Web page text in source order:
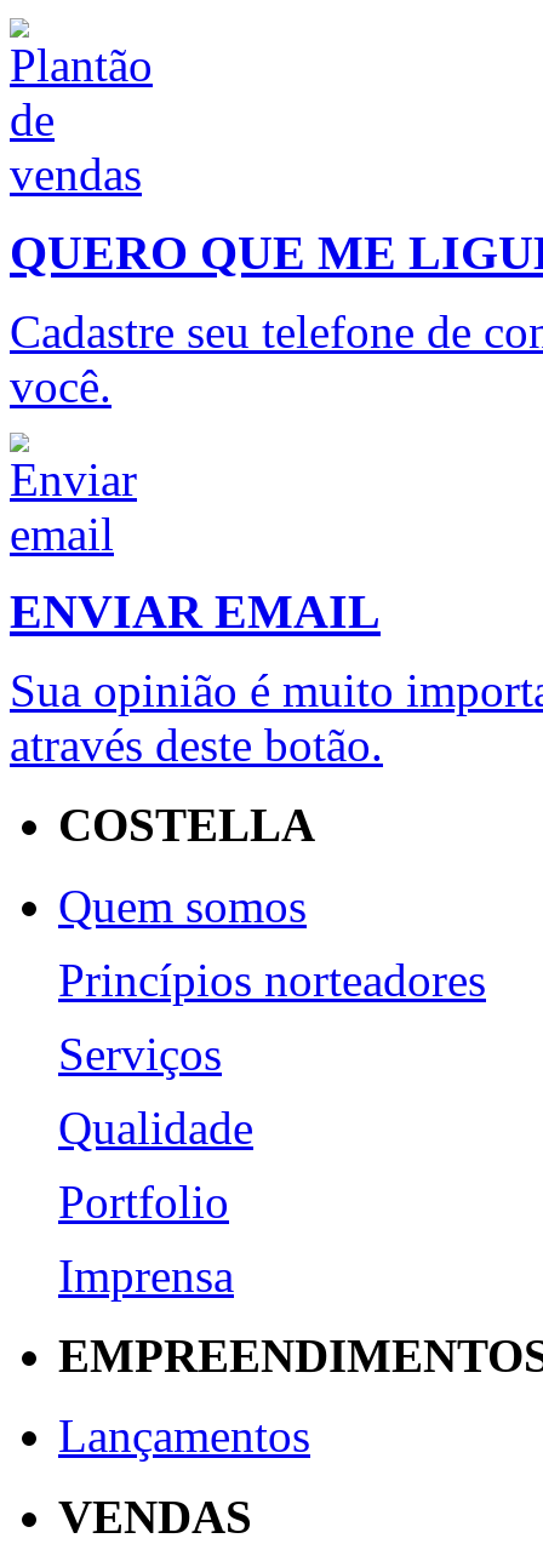
QUERO QUE ME
Cadastre seu telefone de
você.
ENVIAR EMAIL
Sua opinião é muito
através deste botão.
COSTELLA
Quem somos
Princípios norteadores
Serviços
Qualidade
Portfolio
Imprensa
Lançamentos
VENDAS